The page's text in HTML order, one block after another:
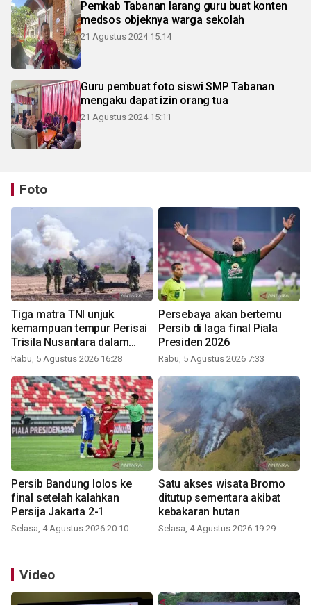
Pemkab Tabanan larang guru buat konten
medsos objeknya warga sekolah
21 Agustus 2024 15:14
Guru pembuat foto siswi SMP Tabanan
mengaku dapat izin orang tua
21 Agustus 2024 15:11
Foto
Tiga matra TNI unjuk
kemampuan tempur Perisai
Trisila Nusantara dalam
latihan di Kepri
Rabu, 5 Agustus 2026 16:28
Persebaya akan bertemu
Persib di laga final Piala
Presiden 2026
Rabu, 5 Agustus 2026 7:33
Persib Bandung lolos ke
final setelah kalahkan
Persija Jakarta 2-1
Selasa, 4 Agustus 2026 20:10
Satu akses wisata Bromo
ditutup sementara akibat
kebakaran hutan
Selasa, 4 Agustus 2026 19:29
Video